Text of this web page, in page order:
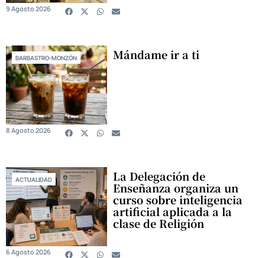
9 Agosto 2026
BARBASTRO-MONZÓN Mándame ir a ti
8 Agosto 2026
ACTUALIDAD La Delegación de
Enseñanza organiza un
curso sobre inteligencia
artificial aplicada a la
clase de Religión
6 Agosto 2026